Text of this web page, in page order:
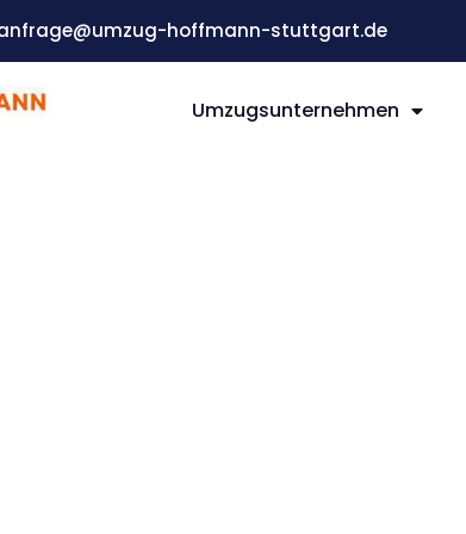
hoffmann-stuttgart.de
Umzugsunternehmen